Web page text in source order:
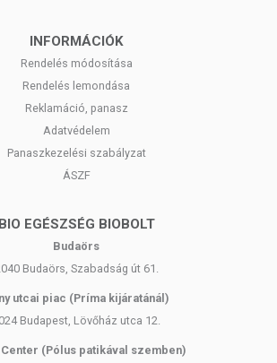
INFORMÁCIÓK
Rendelés módosítása
Rendelés lemondása
Reklamáció, panasz
Adatvédelem
Panaszkezelési szabályzat
ÁSZF
BIO EGÉSZSÉG BIOBOLT
Budaörs
Budaörs, Szabadság út 61.
utcai piac (Príma kijáratánál)
Budapest, Lövőház utca 12.
(Pólus patikával szemben)